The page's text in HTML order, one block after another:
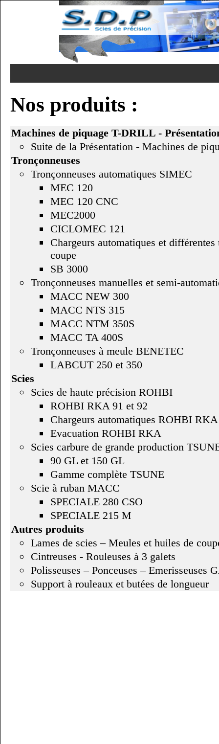
Nos produits :
Machines de piquage T-DRILL -
Suite de la Présentation - Machines de
Tronçonneuses
Tronçonneuses automatiques SIMEC
MEC 120
MEC 120 CNC
MEC2000
CICLOMEC 121
Chargeurs automatiques et différentes
coupe
SB 3000
Tronçonneuses manuelles et semi-
MACC NEW 300
MACC NTS 315
MACC NTM 350S
MACC TA 400S
Tronçonneuses à meule BENETEC
LABCUT 250 et 350
Scies
Scies de haute précision ROHBI
ROHBI RKA 91 et 92
Chargeurs automatiques ROHBI RKA
Evacuation ROHBI RKA
Scies carbure de grande production
90 GL et 150 GL
Gamme complète TSUNE
Scie à ruban MACC
SPECIALE 280 CSO
SPECIALE 215 M
Autres produits
Lames de scies – Meules et huiles de
Cintreuses - Rouleuses à 3 galets
Polisseuses – Ponceuses – Emerisseuses
Support à rouleaux et butées de longueur